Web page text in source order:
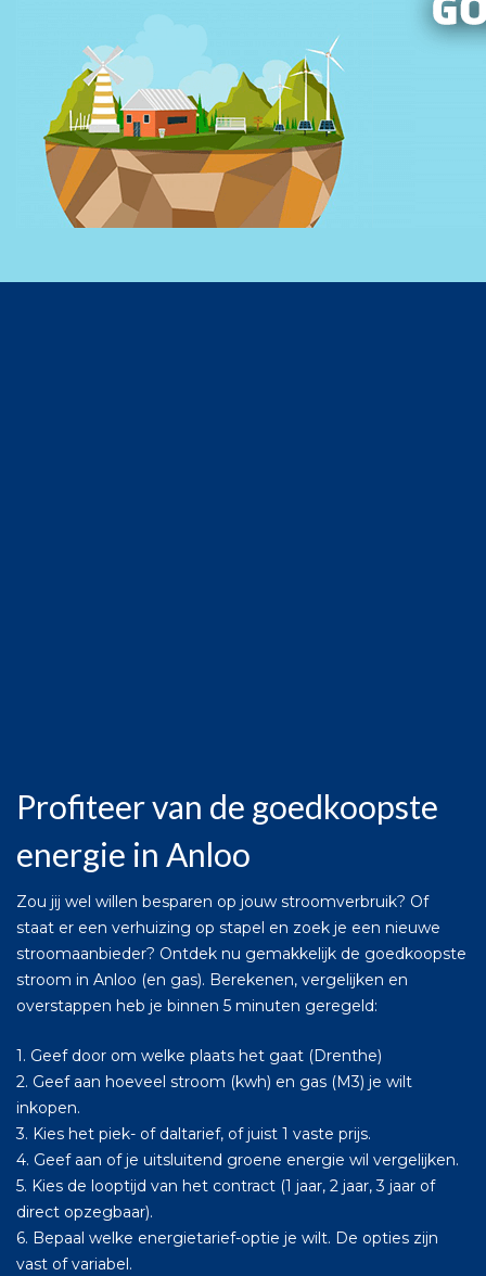
Profiteer van de goedkoopste
energie in Anloo
Zou jij wel willen besparen op jouw stroomverbruik? Of
staat er een verhuizing op stapel en zoek je een nieuwe
stroomaanbieder? Ontdek nu gemakkelijk de goedkoopste
stroom in Anloo (en gas). Berekenen, vergelijken en
overstappen heb je binnen 5 minuten geregeld:
1. Geef door om welke plaats het gaat (Drenthe)
2. Geef aan hoeveel stroom (kwh) en gas (M3) je wilt
inkopen.
3. Kies het piek- of daltarief, of juist 1 vaste prijs.
4. Geef aan of je uitsluitend groene energie wil vergelijken.
5. Kies de looptijd van het contract (1 jaar, 2 jaar, 3 jaar of
direct opzegbaar).
6. Bepaal welke energietarief-optie je wilt. De opties zijn
vast of variabel.